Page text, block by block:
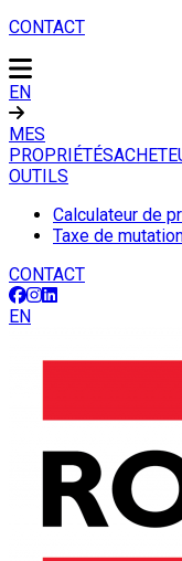
CONTACT
EN
MES
PROPRIÉTÉS
OUTILS
Calculateur de
Taxe de
CONTACT
EN